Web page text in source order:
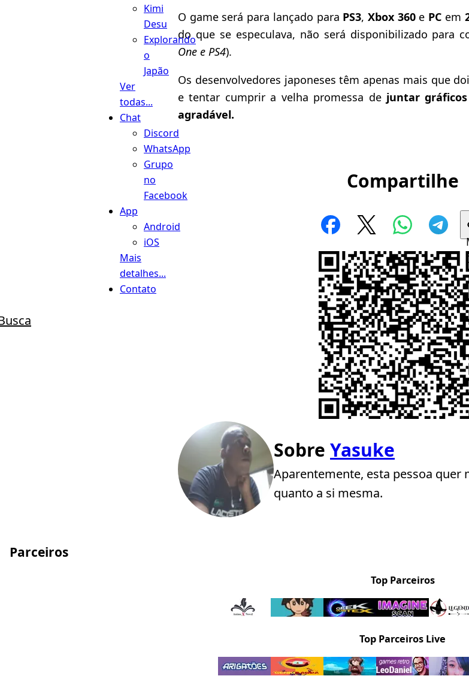
Kimi
Desu
Explorando
o
Japão
Ver
todas...
Chat
Discord
WhatsApp
Grupo
no
Facebook
App
Android
iOS
Mais
detalhes...
Contato
O game será para lançado para PS3, Xbox 360e PC em
do que se especulava, não será disponibilizado para
One e PS4).
Os desenvolvedores japoneses têm apenas mais que
e tentar cumprir a velha promessa de juntar
agradável.
Compartilhe
Sobre Yasuke
Aparentemente, esta pessoa
quanto a si mesma.
Parceiros
Top Parceiros
Top Parceiros Live